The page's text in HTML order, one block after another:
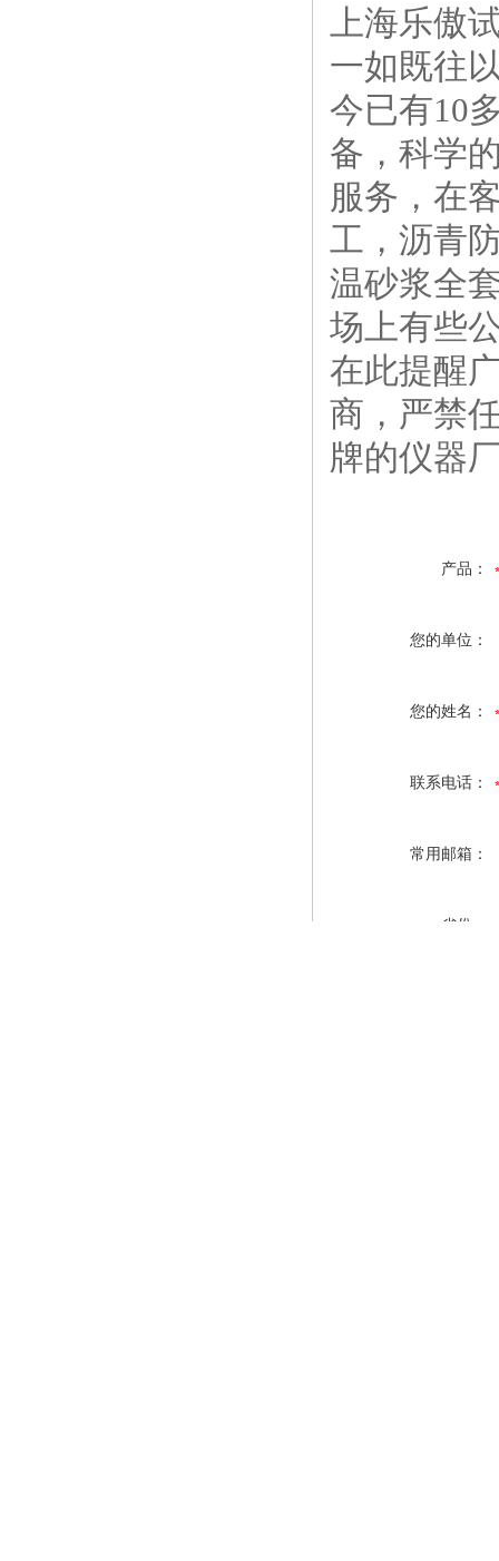
上海乐傲
一如既往
今已有10
备，科学
服务，在
工，沥青
温砂浆全
场上有些
在此提醒
商，严禁
牌的仪器
产品：
您的单位：
您的姓名：
联系电话：
常用邮箱：
省份：